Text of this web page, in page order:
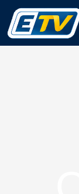
Aller
contenu